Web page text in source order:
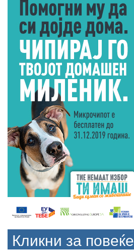
Кликни за повеќе